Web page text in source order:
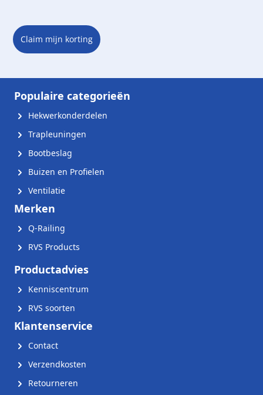
Claim mijn korting
Populaire categorieën
Hekwerkonderdelen
Trapleuningen
Bootbeslag
Buizen en Profielen
Ventilatie
Merken
Q-Railing
RVS Products
Productadvies
Kenniscentrum
RVS soorten
Klantenservice
Contact
Verzendkosten
Retourneren